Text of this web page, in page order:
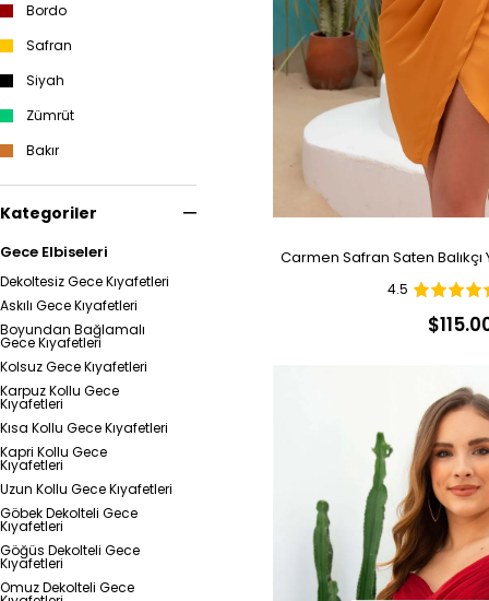
Bordo
Safran
Siyah
Zümrüt
Bakır
Kategoriler
Gece Elbiseleri
Dekoltesiz Gece Kıyafetleri
Askılı Gece Kıyafetleri
Boyundan Bağlamalı
Gece Kıyafetleri
Kolsuz Gece Kıyafetleri
Karpuz Kollu Gece
Kıyafetleri
Kısa Kollu Gece Kıyafetleri
Kapri Kollu Gece
Kıyafetleri
Uzun Kollu Gece Kıyafetleri
Göbek Dekolteli Gece
Kıyafetleri
Göğüs Dekolteli Gece
Kıyafetleri
Omuz Dekolteli Gece
Carmen Safran Saten Balıkçı
4.5